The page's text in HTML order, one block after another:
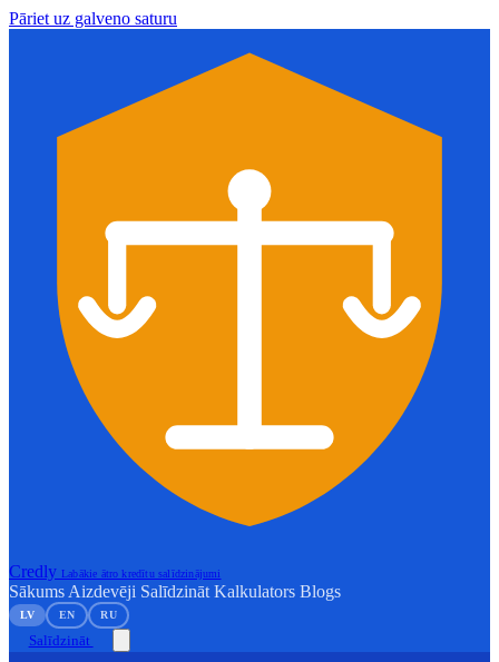
Pāriet uz galveno saturu
Credly Labākie ātro kredītu salīdzinājumi
Sākums Aizdevēji Salīdzināt Kalkulators Blogs
LV EN RU
Salīdzināt